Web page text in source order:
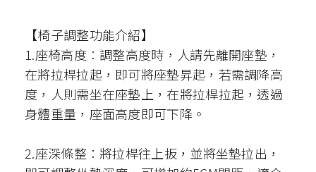
【椅子調整功能介紹】
1.座椅高度︰調整高度時，人請先離開座墊，
在將拉桿拉起，即可將座墊昇起，若需調降高
度，人則需坐在座墊上，在將拉桿拉起，透過
身體重量，座面高度即可下降。
2.座深條整：將拉桿往上扳，並將坐墊拉出，